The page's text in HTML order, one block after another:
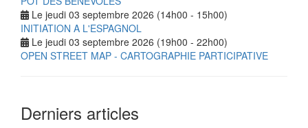
Le jeudi 03 septembre 2026 (14h00 - 15h00)
INITIATION A L'ESPAGNOL
Le jeudi 03 septembre 2026 (19h00 - 22h00)
OPEN STREET MAP - CARTOGRAPHIE PARTICIPATIVE
Derniers articles